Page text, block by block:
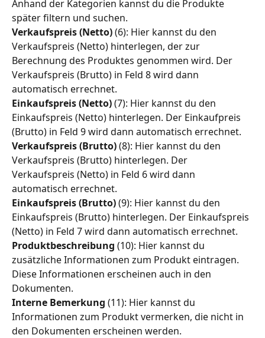
Anhand der Kategorien kannst du die Produkte
später filtern und suchen.
Verkaufspreis (Netto) (6): Hier kannst du den
Verkaufspreis (Netto) hinterlegen, der zur
Berechnung des Produktes genommen wird. Der
Verkaufspreis (Brutto) in Feld 8 wird dann
automatisch errechnet.
Einkaufspreis (Netto) (7): Hier kannst du den
Einkaufspreis (Netto) hinterlegen. Der Einkaufpreis
(Brutto) in Feld 9 wird dann automatisch errechnet.
Verkaufspreis (Brutto) (8): Hier kannst du den
Verkaufspreis (Brutto) hinterlegen. Der
Verkaufspreis (Netto) in Feld 6 wird dann
automatisch errechnet.
Einkaufspreis (Brutto) (9): Hier kannst du den
Einkaufspreis (Brutto) hinterlegen. Der Einkaufspreis
(Netto) in Feld 7 wird dann automatisch errechnet.
Produktbeschreibung (10): Hier kannst du
zusätzliche Informationen zum Produkt eintragen.
Diese Informationen erscheinen auch in den
Dokumenten.
Interne Bemerkung (11): Hier kannst du
Informationen zum Produkt vermerken, die nicht in
den Dokumenten erscheinen werden.